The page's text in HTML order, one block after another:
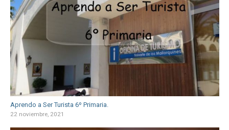
Aprendo a Ser Turista 6º Primaria.
22 noviembre, 2021